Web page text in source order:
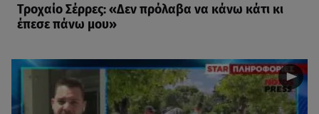
Τροχαίο Σέρρες: «Δεν πρόλαβα να κάνω κάτι κι
έπεσε πάνω μου»